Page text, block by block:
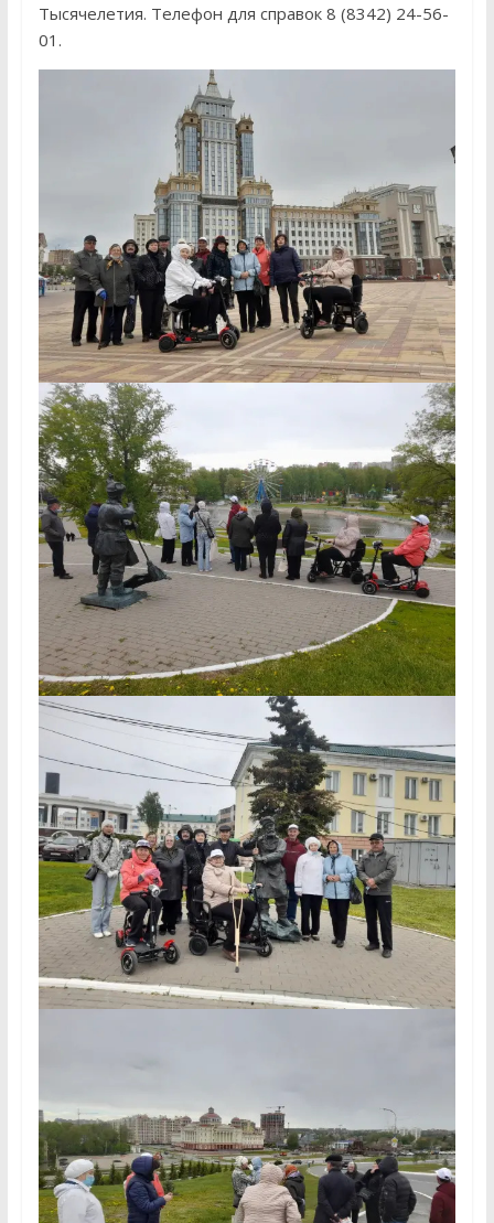
Тысячелетия. Телефон для справок 8 (8342) 24-56-
01.